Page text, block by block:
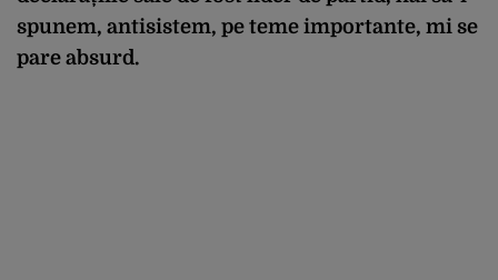
spunem, antisistem, pe teme importante, mi se
pare absurd.